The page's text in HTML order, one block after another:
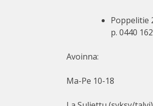
Poppelitie
p. 0440
Avoinna:
Ma-Pe 10-18